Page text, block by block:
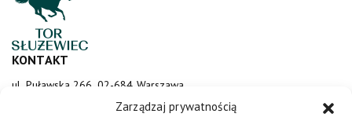
Zarządzaj prywatnością
KONTAKT
ul. Puławska 266, 02-684 Warszawa
sluzewiec@totalizator.pl